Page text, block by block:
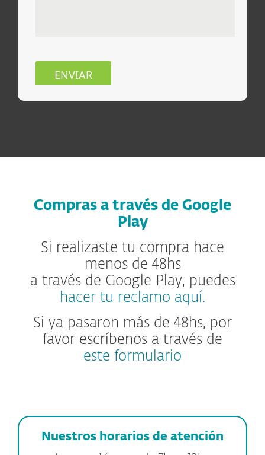
Compras a través de Google
Play
Si realizaste tu compra hace
menos de 48hs
a través de Google Play, puedes
hacer tu reclamo aquí.
Si ya pasaron más de 48hs, por
favor escríbenos a través de
este formulario
Nuestros horarios de atención